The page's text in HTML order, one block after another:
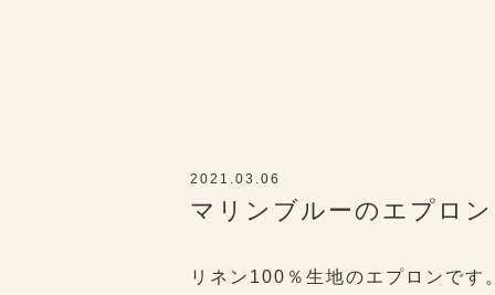
2021.03.06
マリンブルーのエプロン
リネン100％生地のエプロンです